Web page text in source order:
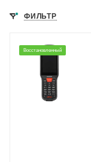
ФИЛЬТР
Восстановленный